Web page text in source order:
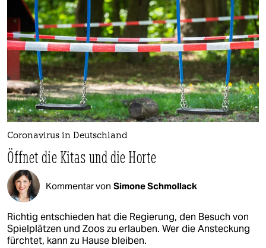
Coronavirus in Deutschland
Öffnet die Kitas und die Horte
Kommentar von Simone Schmollack
Richtig entschieden hat die Regierung, den Besuch von
Spielplätzen und Zoos zu erlauben. Wer die Ansteckung
fürchtet, kann zu Hause bleiben.